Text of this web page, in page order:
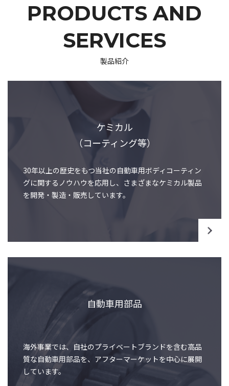
PRODUCTS AND
SERVICES
製品紹介
ケミカル
（コーティング等）
30年以上の歴史をもつ当社の自動車用ボディコーティン
グに関するノウハウを応用し、さまざまなケミカル製品
を開発・製造・販売しています。
自動車用部品
海外事業では、自社のプライベートブランドを含む高品
質な自動車用部品を、アフターマーケットを中心に展開
しています。